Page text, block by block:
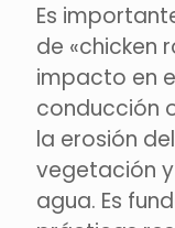
Es
de «chicken
impacto en
conducción
la erosión
vegetación
agua. Es